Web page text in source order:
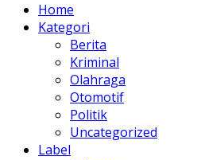
Home
Kategori
Berita
Kriminal
Olahraga
Otomotif
Politik
Uncategorized
Label